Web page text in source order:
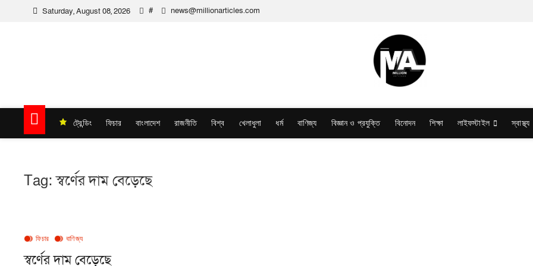
Saturday, August 08, 2026 # news@millionarticles.com
Million Articles
ট্রেন্ডিং ফিচার বাংলাদেশ রাজনীতি বিশ্ব খেলাধুলা ধর্ম বাণিজ্য বিজ্ঞান ও প্রযুক্তি বিনোদন শিক্ষা লাইফস্টাইল স্বাস্থ্য
Tag:স্বর্ণের দাম বেড়েছে
ফিচার বাণিজ্য
স্বর্ণের দাম বেড়েছে